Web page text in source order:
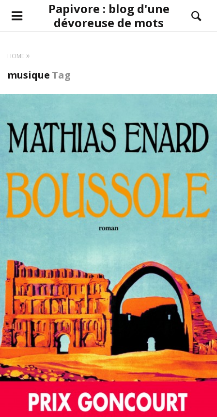
Papivore : blog d'une
dévoreuse de mots
HOME
musique Tag
LIRE LA SUITE